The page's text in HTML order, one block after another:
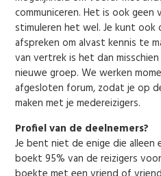
communiceren. Het is ook geen
stimuleren het wel. Je kunt ook
afspreken om alvast kennis te
van vertrek is het dan
nieuwe groep. We werken
afgesloten forum, zodat je op
maken met je medereizigers.
Profiel van de deelnemers?
Je bent niet de enige die alleen
boekt 95% van de reizigers